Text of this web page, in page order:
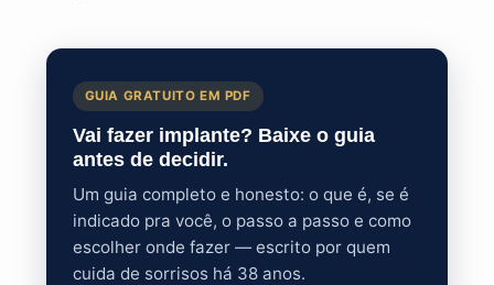
GUIA GRATUITO EM PDF
Vai fazer implante? Baixe o guia
antes de decidir.
Um guia completo e honesto: o que é, se é
indicado pra você, o passo a passo e como
escolher onde fazer — escrito por quem
cuida de sorrisos há 38 anos.